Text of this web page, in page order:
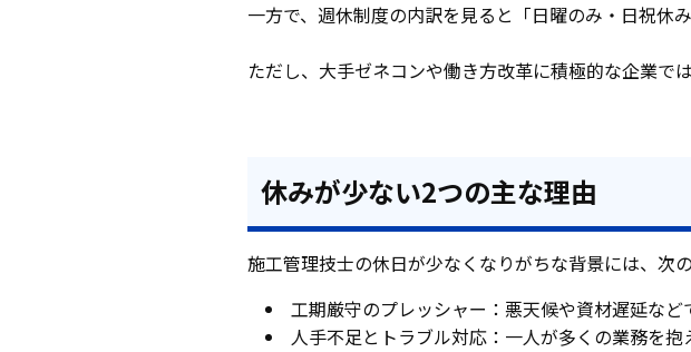
一方で、週休制度の内訳を見ると「日曜のみ・日祝休
ただし、大手ゼネコンや働き方改革に積極的な企業で
休みが少ない2つの主な理由
施工管理技士の休日が少なくなりがちな背景には、次
工期厳守のプレッシャー：悪天候や資材遅延な
人手不足とトラブル対応：一人が多くの業務を